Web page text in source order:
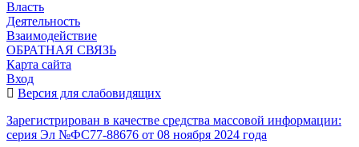
Власть
Деятельность
Взаимодействие
ОБРАТНАЯ СВЯЗЬ
Карта сайта
Вход
Версия для слабовидящих
Зарегистрирован в качестве средства массовой информации:
серия Эл №ФС77-88676 от 08 ноября 2024 года